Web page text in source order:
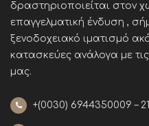
δραστηριοποιείται στον
επαγγελματική ένδυση ,
ξενοδοχειακό ιματισμό
κατασκεύες ανάλογα με
μας.
+(0030) 6944350009 –